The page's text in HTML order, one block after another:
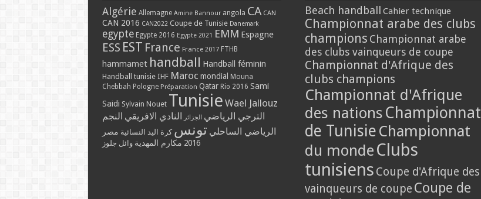
Algérie Allemagne Amine Bannour angola CA CAN
CAN 2016 CAN2022 Coupe de Tunisie Danemark
egypte Egypte 2016 Egypte 2021 EMM Espagne
ESS EST France France 2017 FTHB
hammamet handball Handball féminin
Handball tunisie IHF Maroc mondial Mouna
Chebbah Pologne Préparation Qatar Rio 2016 Sami
Saidi Sylvain Nouet Tunisie Wael Jallouz
الترجي الرياضي الجزائر النادي الافريقي النجم
الرياضي الساحلي تونس كرة اليد النسائية مصر
2016 مكارم المهدية وائل جلوز
Beach handball Cahier technique
Championnat arabe des clubs
champions Championnat arabe
des clubs vainqueurs de coupe
Championnat d'Afrique des
clubs champions
Championnat d'Afrique
des nations Championnat
de Tunisie Championnat
du monde Clubs
tunisiens Coupe d'Afrique des
vainqueurs de coupe Coupe de